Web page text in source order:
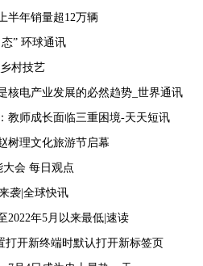
半年销量超12万辆
” 环球通讯
村技艺
核电产业发展的必然趋势_世界通讯
教师成长面临三重困境-天天短讯
树理文化旅游节启幕
大会 每日观点
袭|全球快讯
2022年5月以来最低|速读
打开新终端时默认打开新标签页